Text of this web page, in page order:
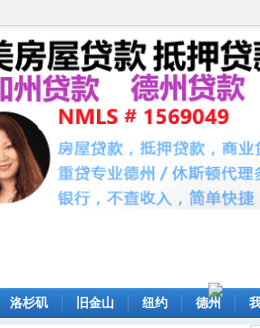
洛杉矶 旧金山 纽约 德州